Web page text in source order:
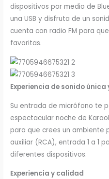
dispositivos por medio de
una USB y disfruta de un
cuenta con radio FM para
favoritas.
Experiencia de sonido
Su entrada de micrófono te
espectacular noche de
para que crees un ambiente
auxiliar (RCA), entrada 1 a 1
diferentes dispositivos.
Experiencia y calidad